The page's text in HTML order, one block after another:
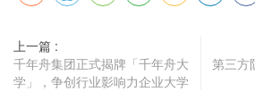
上一篇 :
千年舟集团正式揭牌「千年舟大
学」，争创行业影响力企业大学
第三方